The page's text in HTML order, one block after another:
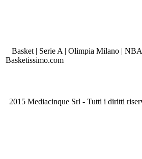
Basket | Serie A | Olimpia Milano |
Basketissimo.com
2015 Mediacinque Srl - Tutti i diritti